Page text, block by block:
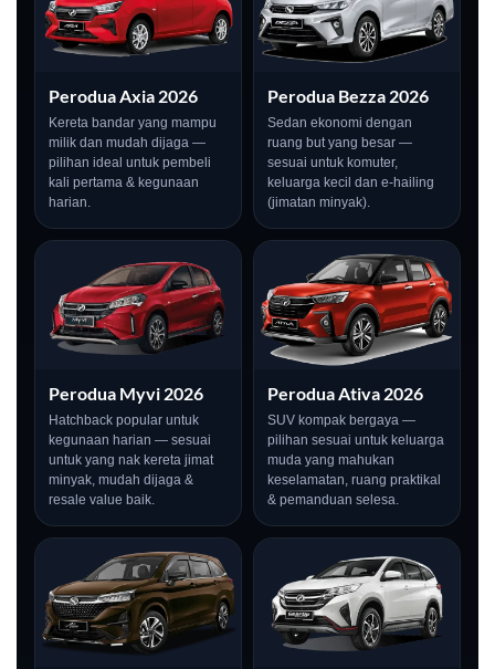
LIVE
Perodua Axia 2026
Kereta bandar yang mampu
milik dan mudah dijaga —
pilihan ideal untuk pembeli
kali pertama & kegunaan
harian.
Perodua Bezza 2026
Sedan ekonomi dengan
ruang but yang besar —
sesuai untuk komuter,
keluarga kecil dan e-hailing
(jimatan minyak).
Perodua Myvi 2026
Hatchback popular untuk
kegunaan harian — sesuai
untuk yang nak kereta jimat
minyak, mudah dijaga &
resale value baik.
Perodua Ativa 2026
SUV kompak bergaya —
pilihan sesuai untuk keluarga
muda yang mahukan
keselamatan, ruang praktikal
& pemanduan selesa.